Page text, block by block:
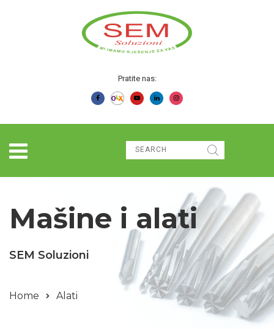
Pratite nas:
Mašine i alati
SEM Soluzioni
Home Alati